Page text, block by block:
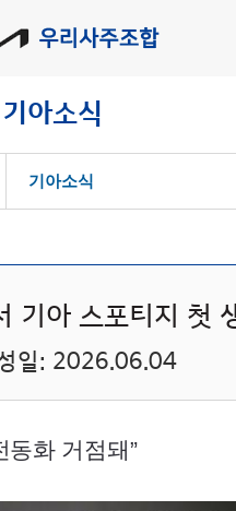
기아소식
기아소식
기아 스포티지 첫
일: 2026.06.04
동화 거점돼”